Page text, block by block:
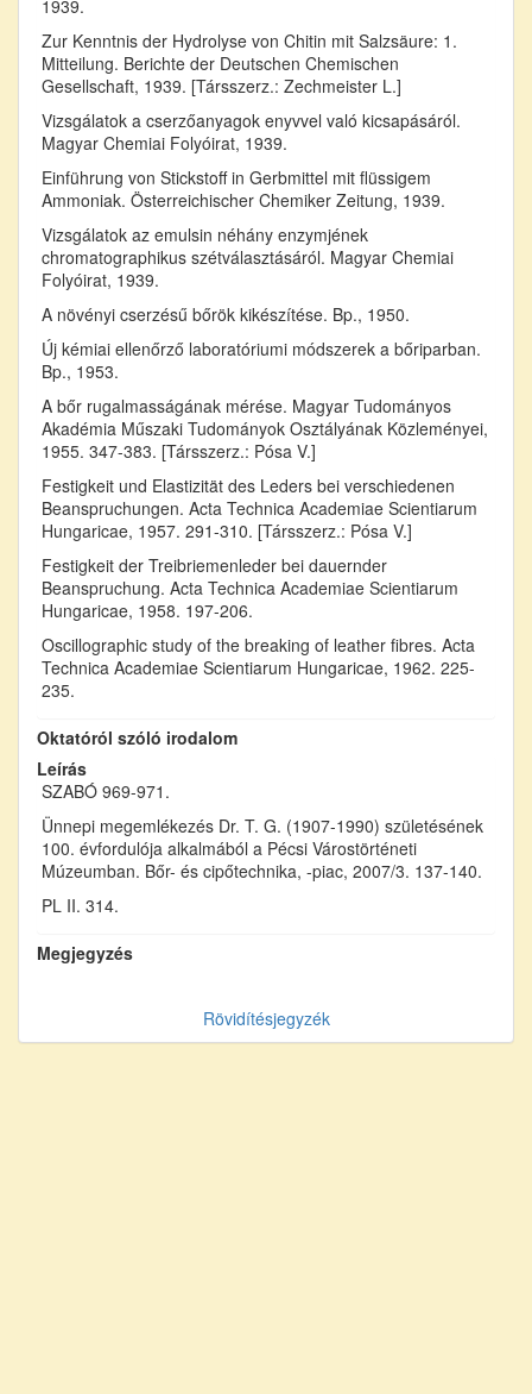
1939.
Zur Kenntnis der Hydrolyse von Chitin mit Salzsäure: 1.
Mitteilung. Berichte der Deutschen Chemischen
Gesellschaft, 1939. [Társszerz.: Zechmeister L.]
Vizsgálatok a cserzőanyagok enyvvel való kicsapásáról.
Magyar Chemiai Folyóirat, 1939.
Einführung von Stickstoff in Gerbmittel mit flüssigem
Ammoniak. Österreichischer Chemiker Zeitung, 1939.
Vizsgálatok az emulsin néhány enzymjének
chromatographikus szétválasztásáról. Magyar Chemiai
Folyóirat, 1939.
A növényi cserzésű bőrök kikészítése. Bp., 1950.
Új kémiai ellenőrző laboratóriumi módszerek a bőriparban.
Bp., 1953.
A bőr rugalmasságának mérése. Magyar Tudományos
Akadémia Műszaki Tudományok Osztályának Közleményei,
1955. 347-383. [Társszerz.: Pósa V.]
Festigkeit und Elastizität des Leders bei verschiedenen
Beanspruchungen. Acta Technica Academiae Scientiarum
Hungaricae, 1957. 291-310. [Társszerz.: Pósa V.]
Festigkeit der Treibriemenleder bei dauernder
Beanspruchung. Acta Technica Academiae Scientiarum
Hungaricae, 1958. 197-206.
Oscillographic study of the breaking of leather fibres. Acta
Technica Academiae Scientiarum Hungaricae, 1962. 225-
235.
Oktatóról szóló irodalom
Leírás
SZABÓ 969-971.
Ünnepi megemlékezés Dr. T. G. (1907-1990) születésének
100. évfordulója alkalmából a Pécsi Várostörténeti
Múzeumban. Bőr- és cipőtechnika, -piac, 2007/3. 137-140.
PL II. 314.
Megjegyzés
Rövidítésjegyzék